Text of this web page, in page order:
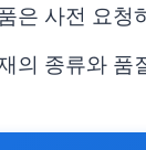
은 사전 요청
의 종류와 품